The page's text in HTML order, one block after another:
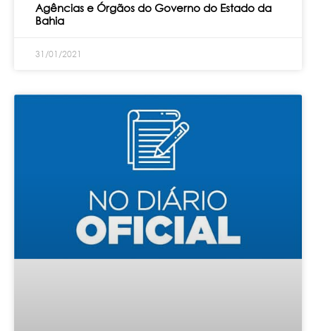
Agências e Órgãos do Governo do Estado da
Bahia
31/01/2021